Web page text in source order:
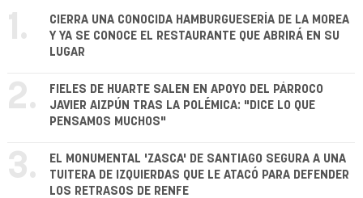
1.
CIERRA UNA CONOCIDA HAMBURGUESERÍA DE LA MOREA
Y YA SE CONOCE EL RESTAURANTE QUE ABRIRÁ EN SU
LUGAR
2.
FIELES DE HUARTE SALEN EN APOYO DEL PÁRROCO
JAVIER AIZPÚN TRAS LA POLÉMICA: "DICE LO QUE
PENSAMOS MUCHOS"
3.
EL MONUMENTAL 'ZASCA' DE SANTIAGO SEGURA A UNA
TUITERA DE IZQUIERDAS QUE LE ATACÓ PARA DEFENDER
LOS RETRASOS DE RENFE